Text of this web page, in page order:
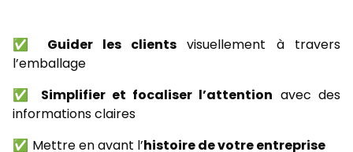
✅ Guider les clients visuellement à travers
l’emballage
✅ Simplifier et focaliser l’attention avec des
informations claires
✅ Mettre en avant l’histoire de votre entreprise